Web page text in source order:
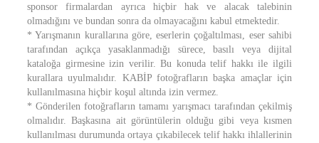
sponsor firmalardan ayrıca hiçbir hak ve alacak talebinin
olmadığını ve bundan sonra da olmayacağını kabul etmektedir.
* Yarışmanın kurallarına göre, eserlerin çoğaltılması, eser sahibi
tarafından açıkça yasaklanmadığı sürece, basılı veya dijital
kataloğa girmesine izin verilir. Bu konuda telif hakkı ile ilgili
kurallara uyulmalıdır. KABİP fotoğrafların başka amaçlar için
kullanılmasına hiçbir koşul altında izin vermez.
* Gönderilen fotoğrafların tamamı yarışmacı tarafından çekilmiş
olmalıdır. Başkasına ait görüntülerin olduğu gibi veya kısmen
kullanılması durumunda ortaya çıkabilecek telif hakkı ihlallerinin